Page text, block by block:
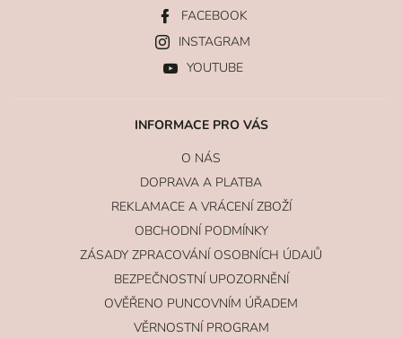
FACEBOOK
INSTAGRAM
YOUTUBE
INFORMACE PRO VÁS
O NÁS
DOPRAVA A PLATBA
REKLAMACE A VRÁCENÍ ZBOŽÍ
OBCHODNÍ PODMÍNKY
ZÁSADY ZPRACOVÁNÍ OSOBNÍCH ÚDAJŮ
BEZPEČNOSTNÍ UPOZORNĚNÍ
OVĚŘENO PUNCOVNÍM ÚŘADEM
VĚRNOSTNÍ PROGRAM